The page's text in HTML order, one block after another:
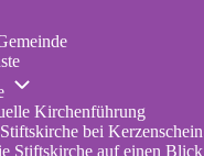
Unternavigation
Stiftskirche
Kirchenführung
bei Kerzenschein
Stiftskirche auf einen Blick